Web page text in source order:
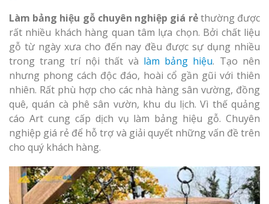
Làm bảng hiệu gỗ chuyên nghiệp giá rẻthường được
rất nhiều khách hàng quan tâm lựa chọn. Bởi chất liệu
gỗ từ ngày xưa cho đến nay đều được sự dụng nhiều
trong trang trí nội thất và làm bảng hiệu. Tạo nên
nhưng phong cách độc đáo, hoài cổ gần gũi với thiên
nhiên. Rất phù hợp cho các nhà hàng sân vường, đồng
quê, quán cà phê sân vườn, khu du lịch. Vì thế quảng
cáo Art cung cấp dịch vụ làm bảng hiệu gỗ. Chuyên
nghiệp giá rẻ để hỗ trợ và giải quyết những vấn đề trên
cho quý khách hàng.
Làm bảng hiệu gỗ tại
Biên Hòa
Làm bảng hiệu gỗ tại
Nghệ An
Thi công
cáo Thuận
Dương
Làm biển
Thi công
cáo Vinh